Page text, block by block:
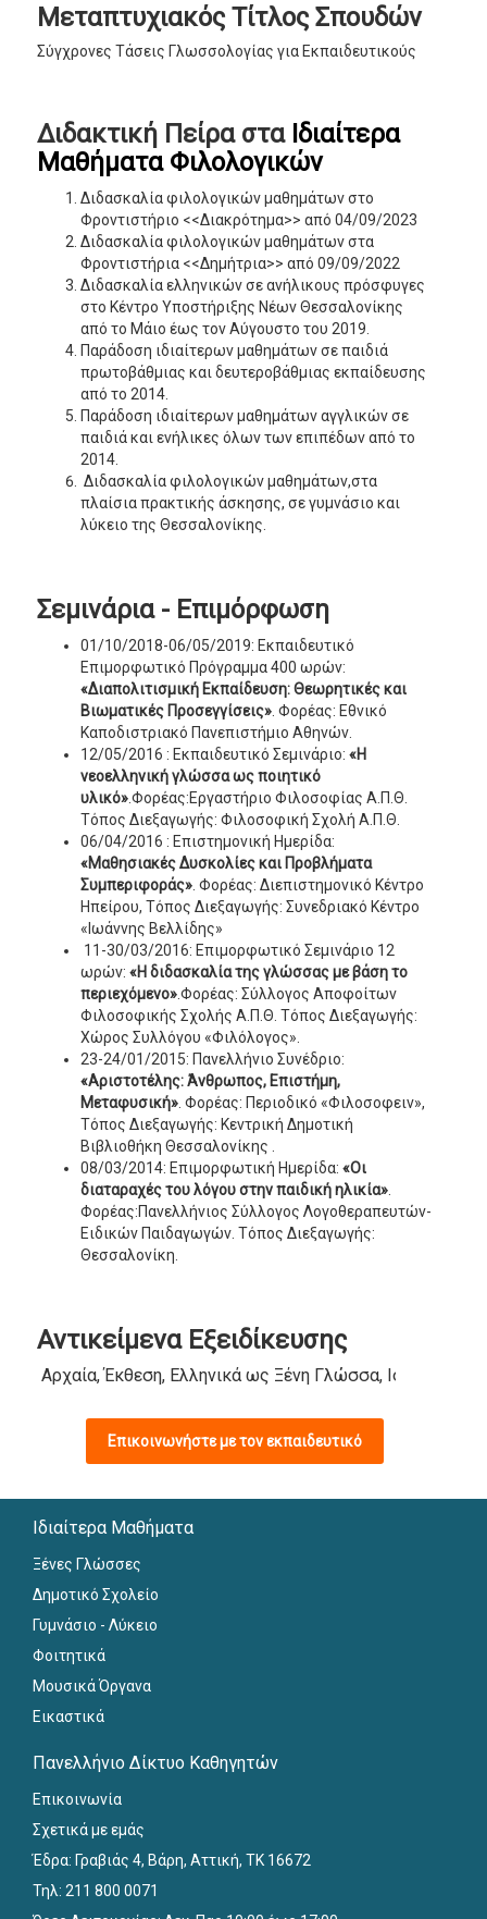
Μεταπτυχιακός Τίτλος Σπουδών
Σύγχρονες Τάσεις Γλωσσολογίας για Εκπαιδευτικούς
Διδακτική Πείρα στα Ιδιαίτερα
Μαθήματα Φιλολογικών
Διδασκαλία φιλολογικών μαθημάτων στο
Φροντιστήριο <<Διακρότημα>> από 04/09/2023
Διδασκαλία φιλολογικών μαθημάτων στα
Φροντιστήρια <<Δημήτρια>> από 09/09/2022
Διδασκαλία ελληνικών σε ανήλικους πρόσφυγες
στο Κέντρο Υποστήριξης Νέων Θεσσαλονίκης
από το Μάιο έως τον Αύγουστο του 2019.
Παράδοση ιδιαίτερων μαθημάτων σε παιδιά
πρωτοβάθμιας και δευτεροβάθμιας εκπαίδευσης
από το 2014.
Παράδοση ιδιαίτερων μαθημάτων αγγλικών σε
παιδιά και ενήλικες όλων των επιπέδων από το
2014.
Διδασκαλία φιλολογικών μαθημάτων,στα
πλαίσια πρακτικής άσκησης, σε γυμνάσιο και
λύκειο της Θεσσαλονίκης.
Σεμινάρια - Επιμόρφωση
01/10/2018-06/05/2019: Εκπαιδευτικό
Επιμορφωτικό Πρόγραμμα 400 ωρών:
«Διαπολιτισμική Εκπαίδευση: Θεωρητικές και
Βιωματικές Προσεγγίσεις» . Φορέας: Εθνικό
Καποδιστριακό Πανεπιστήμιο Αθηνών.
12/05/2016 : Εκπαιδευτικό Σεμινάριο:«Η
νεοελληνική γλώσσα ως ποιητικό
υλικό».Φορέας:Εργαστήριο Φιλοσοφίας Α.Π.Θ.
Τόπος Διεξαγωγής: Φιλοσοφική Σχολή Α.Π.Θ.
06/04/2016 : Επιστημονική Ημερίδα:
«Μαθησιακές Δυσκολίες και Προβλήματα
Συμπεριφοράς» . Φορέας: Διεπιστημονικό Κέντρο
Ηπείρου, Τόπος Διεξαγωγής: Συνεδριακό Κέντρο
«Ιωάννης Βελλίδης»
11-30/03/2016: Επιμορφωτικό Σεμινάριο 12
ωρών:«Η διδασκαλία τηςγλώσσας με βάση το
περιεχόμενο».Φορέας: Σύλλογος Αποφοίτων
Φιλοσοφικής Σχολής Α.Π.Θ. Τόπος Διεξαγωγής:
Χώρος Συλλόγου «Φιλόλογος».
23-24/01/2015: Πανελλήνιο Συνέδριο:
«Αριστοτέλης: Άνθρωπος, Επιστήμη,
Μεταφυσική» . Φορέας: Περιοδικό «Φιλοσοφειν»,
Τόπος Διεξαγωγής: Κεντρική Δημοτική
Βιβλιοθήκη Θεσσαλονίκης .
08/03/2014: Επιμορφωτική Ημερίδα:«Οι
διαταραχές του λόγου στηνπαιδική ηλικία»
Φορέας:Πανελλήνιος Σύλλογος Λογοθεραπευτών-
Ειδικών Παιδαγωγών. Τόπος Διεξαγωγής:
Θεσσαλονίκη.
Αντικείμενα Εξειδίκευσης
Αρχαία, Έκθεση, Ελληνικά ως Ξένη Γλώσσα, Ιστορία,
Επικοινωνήστε με τον εκπαιδευτικό
Ιδιαίτερα Μαθήματα
Ξένες Γλώσσες
Δημοτικό Σχολείο
Γυμνάσιο - Λύκειο
Φοιτητικά
Μουσικά Όργανα
Εικαστικά
Πανελλήνιο Δίκτυο Καθηγητών
Επικοινωνία
Σχετικά με εμάς
Έδρα: Γραβιάς 4, Βάρη, Αττική, ΤΚ 16672
Τηλ: 211 800 0071